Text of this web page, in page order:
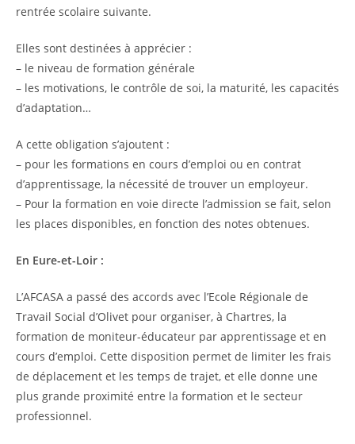
rentrée scolaire suivante.
Elles sont destinées à apprécier :
– le niveau de formation générale
– les motivations, le contrôle de soi, la maturité, les capacités
d’adaptation…
A cette obligation s’ajoutent :
– pour les formations en cours d’emploi ou en contrat
d’apprentissage, la nécessité de trouver un employeur.
– Pour la formation en voie directe l’admission se fait, selon
les places disponibles, en fonction des notes obtenues.
En Eure-et-Loir :
L’AFCASA a passé des accords avec l’Ecole Régionale de
Travail Social d’Olivet pour organiser, à Chartres, la
formation de moniteur-éducateur par apprentissage et en
cours d’emploi. Cette disposition permet de limiter les frais
de déplacement et les temps de trajet, et elle donne une
plus grande proximité entre la formation et le secteur
professionnel.